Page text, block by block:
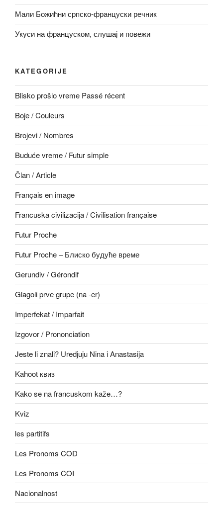
Мали Божићни српско-француски речник
Укуси на француском, слушај и повежи
KATEGORIJE
Blisko prošlo vreme Passé récent
Boje / Couleurs
Brojevi / Nombres
Buduće vreme / Futur simple
Član / Article
Français en image
Francuska civilizacija / Civilisation française
Futur Proche
Futur Proche – Блиско будуће време
Gerundiv / Gérondif
Glagoli prve grupe (na -er)
Imperfekat / Imparfait
Izgovor / Prononciation
Jeste li znali? Uredjuju Nina i Anastasija
Kahoot квиз
Kako se na francuskom kaže…?
Kviz
les partitifs
Les Pronoms COD
Les Pronoms COI
Nacionalnost